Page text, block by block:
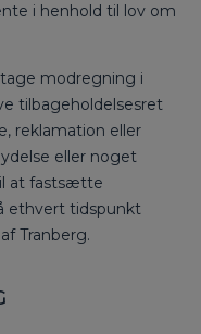
i henhold til lov om
modregning i
tilbageholdelsesret
reklamation eller
eller noget
at fastsætte
ethvert tidspunkt
Tranberg.